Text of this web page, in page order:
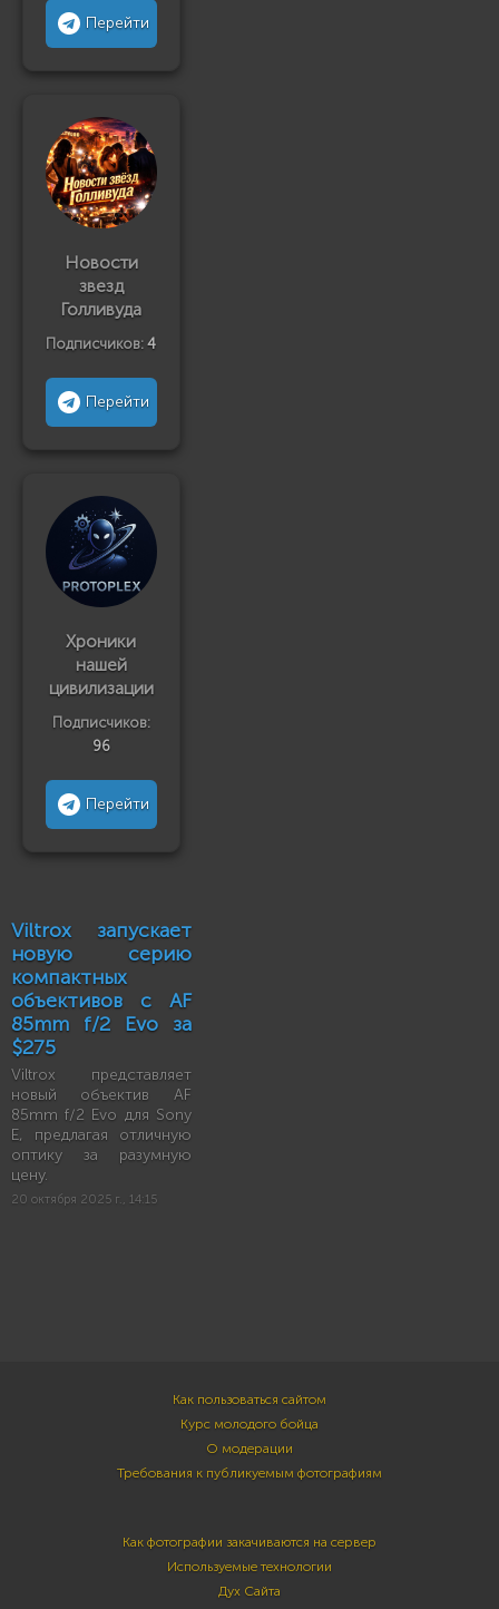
Перейти
Новости
звезд
Голливуда
Подписчиков:4
Перейти
Хроники
нашей
цивилизации
Подписчиков:
96
Перейти
Viltrox запускает
новую серию
компактных
объективов с AF
85mm f/2 Evo за
$275
Viltrox представляет
новый объектив AF
85mm f/2 Evo для Sony
E, предлагая отличную
оптику за разумную
цену.
20 октября 2025 г., 14:15
Как пользоваться сайтом
Курс молодого бойца
О модерации
Требования к публикуемым фотографиям
Как фотографии закачиваются на сервер
Используемые технологии
Дух Сайта